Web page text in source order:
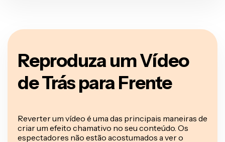
Reproduza um Vídeo
de Trás para Frente
Reverter um vídeo é uma das principais maneiras de
criar um efeito chamativo no seu conteúdo. Os
espectadores não estão acostumados a ver o